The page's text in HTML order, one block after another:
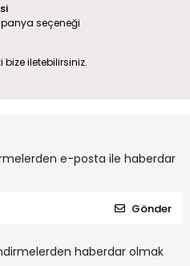
seçeneği
bize iletebilirsiniz.
e-posta ile haberdar
Gönder
haberdar olmak